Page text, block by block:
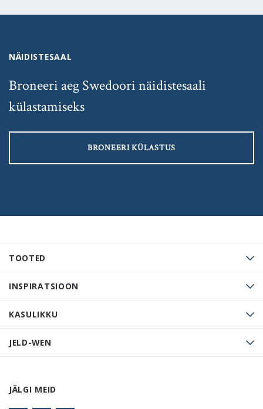
TOOTED
INSPIRATSIOON
KASULIKKU
JELD-WEN
JÄLGI MEID
NÄIDISTESAAL
Broneeri aeg Swedoori näidistesaali
külastamiseks
BRONEERI KÜLASTUS